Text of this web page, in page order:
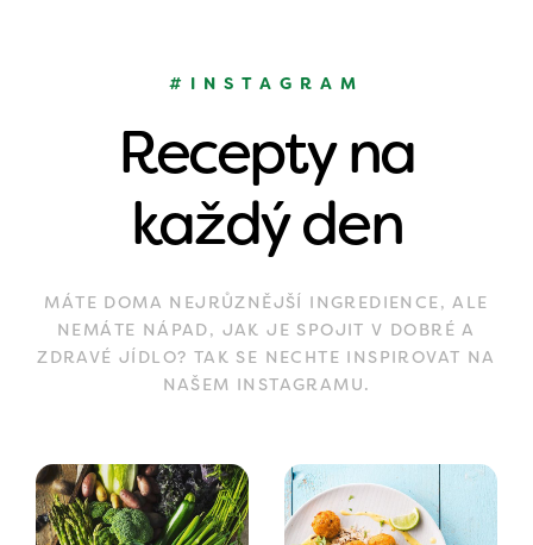
#INSTAGRAM
Recepty na
každý den
MÁTE DOMA NEJRŮZNĚJŠÍ INGREDIENCE, ALE
NEMÁTE NÁPAD, JAK JE SPOJIT V DOBRÉ A
ZDRAVÉ JÍDLO? TAK SE NECHTE INSPIROVAT NA
NAŠEM INSTAGRAMU.